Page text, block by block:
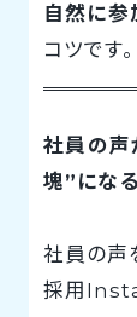
自然に参
コツです。
社員の声
塊”になる
社員の声
採用